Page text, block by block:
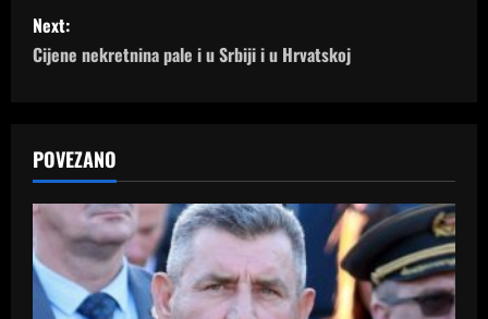
t
n
v
i
g
a
Next:
Cijene nekretnina pale i u Srbiji i u Hrvatskoj
POVEZANO